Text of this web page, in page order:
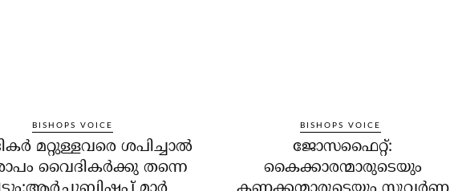
BISHOPS VOICE
മറ്റുള്ളവരെ ശപിച്ചാല്‍
വൈദികര്‍ക്കു തന്നെ
BISHOPS VOICE
ജോസഫൈറ്റ്:
കൈക്കാരന്മാരുടെയും